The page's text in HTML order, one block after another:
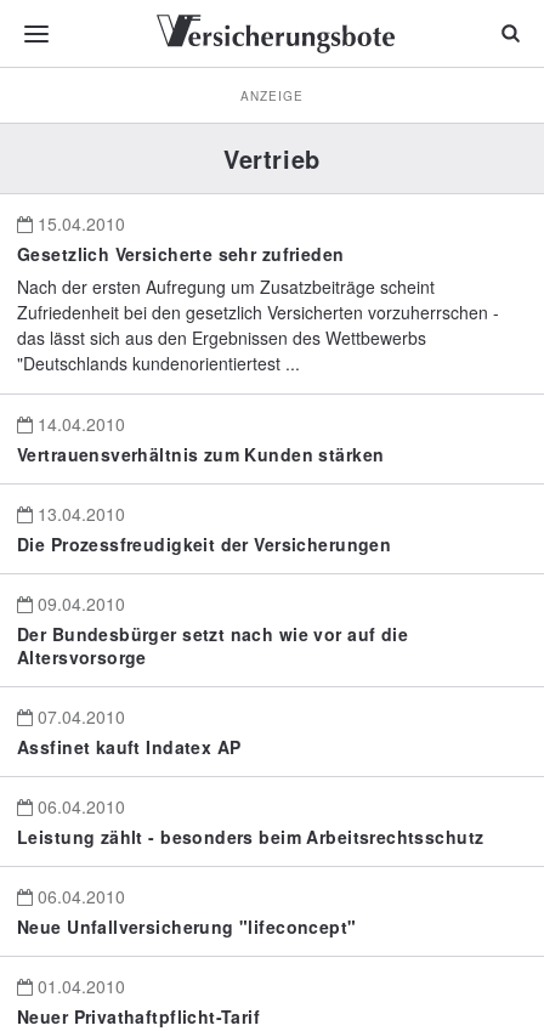
ANZEIGE
Vertrieb
15.04.2010
Gesetzlich Versicherte sehr zufrieden
Nach der ersten Aufregung um Zusatzbeiträge scheint
Zufriedenheit bei den gesetzlich Versicherten vorzuherrschen -
das lässt sich aus den Ergebnissen des Wettbewerbs
"Deutschlands kundenorientiertest ...
14.04.2010
Vertrauensverhältnis zum Kunden stärken
13.04.2010
Die Prozessfreudigkeit der Versicherungen
09.04.2010
Der Bundesbürger setzt nach wie vor auf die
Altersvorsorge
07.04.2010
Assfinet kauft Indatex AP
06.04.2010
Leistung zählt - besonders beim Arbeitsrechtsschutz
06.04.2010
Neue Unfallversicherung "lifeconcept"
01.04.2010
Neuer Privathaftpflicht-Tarif